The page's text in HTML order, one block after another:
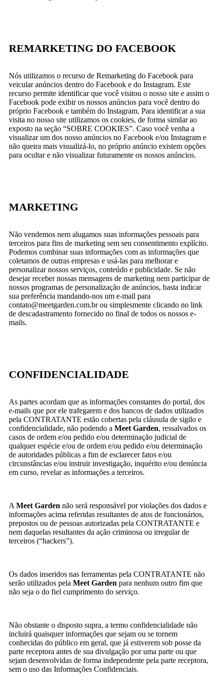
REMARKETING DO FACEBOOK
Nós utilizamos o recurso de Remarketing do Facebook para
veicular anúncios dentro do Facebook e do Instagram. Este
recurso permite identificar que você visitou o nosso site e assim o
Facebook pode exibir os nossos anúncios para você dentro do
próprio Facebook e também do Instagram. Para identificar a sua
visita no nosso site utilizamos os cookies, de forma similar ao
exposto na seção “SOBRE COOKIES”. Caso você venha a
visualizar um dos nosso anúncios no Facebook e/ou Instagram e
não queira mais visualizá-lo, no próprio anúncio existem opções
para ocultar e não visualizar futuramente os nossos anúncios.
MARKETING
Não vendemos nem alugamos suas informações pessoais para
terceiros para fins de marketing sem seu consentimento explícito.
Podemos combinar suas informações com as informações que
coletamos de outras empresas e usá-las para melhorar e
personalizar nossos serviços, conteúdo e publicidade. Se não
desejar receber nossas mensagens de marketing nem participar de
nossos programas de personalização de anúncios, basta indicar
sua preferência mandando-nos um e-mail para
contato@meetgarden.com.br ou simplesmente clicando no link
de descadastramento fornecido no final de todos os nossos e-
mails.
CONFIDENCIALIDADE
As partes acordam que as informações constantes do portal, dos
e-mails que por ele trafegarem e dos bancos de dados utilizados
pela CONTRATANTE estão cobertas pela cláusula de sigilo e
confidencialidade, não podendo a Meet Garden, ressalvados os
casos de ordem e/ou pedido e/ou determinação judicial de
qualquer espécie e/ou de ordem e/ou pedido e/ou determinação
de autoridades públicas a fim de esclarecer fatos e/ou
circunstâncias e/ou instruir investigação, inquérito e/ou denúncia
em curso, revelar as informações a terceiros.
A Meet Garden não será responsável por violações dos dados e
informações acima referidas resultantes de atos de funcionários,
prepostos ou de pessoas autorizadas pela CONTRATANTE e
nem daquelas resultantes da ação criminosa ou irregular de
terceiros (“hackers”).
Os dados inseridos nas ferramentas pela CONTRATANTE não
serão utilizados pela Meet Garden para nenhum outro fim que
não seja o do fiel cumprimento do serviço.
Não obstante o disposto supra, a termo confidencialidade não
incluirá quaisquer informações que sejam ou se tornem
conhecidas do público em geral, que já estiverem sob posse da
parte receptora antes de sua divulgação por uma parte ou que
sejam desenvolvidas de forma independente pela parte receptora,
sem o uso das Informações Confidenciais.